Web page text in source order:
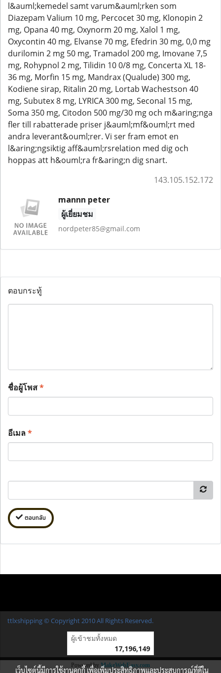
l&auml;kemedel samt varum&auml;rken som
Diazepam Valium 10 mg, Percocet 30 mg, Klonopin 2
mg, Opana 40 mg, Oxynorm 20 mg, Xalol 1 mg,
Oxycontin 40 mg, Elvanse 70 mg, Efedrin 30 mg, 0,0 mg
durilomin 2 mg 50 mg, Tramadol 200 mg, Imovane 7,5
mg, Rohypnol 2 mg, Tilidin 10 0/8 mg, Concerta XL 18-
36 mg, Morfin 15 mg, Mandrax (Qualude) 300 mg,
Kodiene sirap, Ritalin 20 mg, Lortab Wachestson 40
mg, Subutex 8 mg, LYRICA 300 mg, Seconal 15 mg,
Soma 350 mg, Citodon 500 mg/30 mg och m&aring;nga
fler till rabatterade priser j&auml;mf&ouml;rt med
andra leverant&ouml;rer. Vi ser fram emot en
l&aring;ngsiktig aff&auml;rsrelation med dig och
hoppas att h&ouml;ra fr&aring;n dig snart.
143.105.152.172
mannn peter
ผู้เยี่ยมชม
nordpeter85@gmail.com
ตอบกระทู้
ชื่อผู้โพส*
อีเมล*
ตอบกลับ
ttlxshipping © Copyright 2010 All Rights Reserved.
ผู้เข้าชมวันนี้
Powered byMakeWebEasy.com
เว็บไซต์นี้มีการใช้งานคุกกี้ เพื่อเพิ่มประสิทธิภาพและประสบการณ์ที่ดีใน